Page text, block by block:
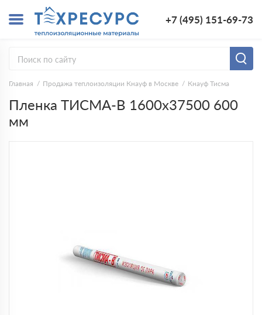
+7 (495) 151-69-73
Главная Продажа теплоизоляции Кнауф в Москве Кнауф Тисма
Пленка ТИСМА-В 1600х37500 600
мм